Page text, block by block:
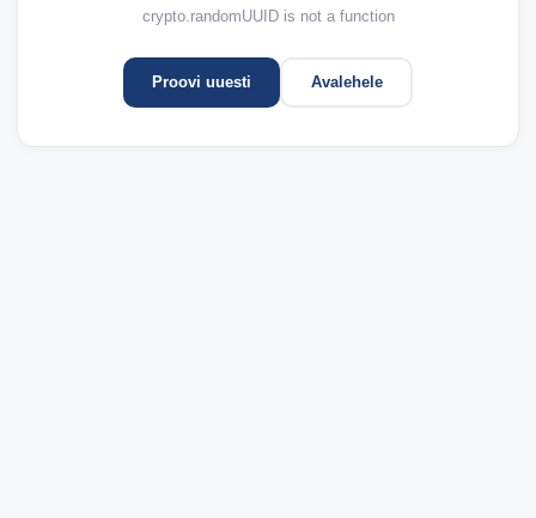
crypto.randomUUID is not a function
Proovi uuesti Avalehele